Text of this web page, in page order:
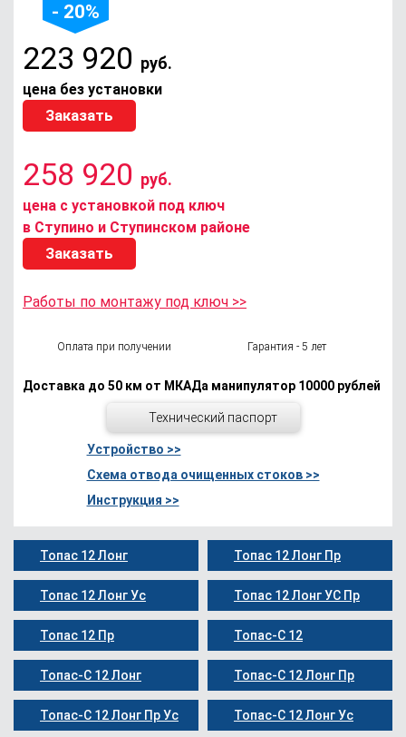
- 20%
223 920 руб.
цена без установки
Заказать
258 920 руб.
цена с установкой под ключ
в Ступино и Ступинском районе
Заказать
Работы по монтажу под ключ >>
Оплата при получении Гарантия - 5 лет
Доставка до 50 км от МКАДа манипулятор 10000 рублей
Технический паспорт
Устройство >>
Схема отвода очищенных стоков >>
Инструкция >>
Топас 12 Лонг Топас 12 Лонг Пр
Топас 12 Лонг Ус Топас 12 Лонг УС Пр
Топас 12 Пр Топас-С 12
Топас-С 12 Лонг Топас-С 12 Лонг Пр
Топас-С 12 Лонг Пр Ус Топас-С 12 Лонг Ус